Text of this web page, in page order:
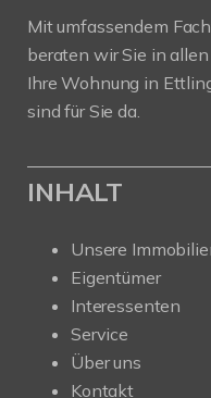
Mit umfassendem
beraten wir Sie in allen
Ihre Wohnung in
sind für Sie da.
INHALT
Unsere
Eigentümer
Interessenten
Service
Über uns
Kontakt